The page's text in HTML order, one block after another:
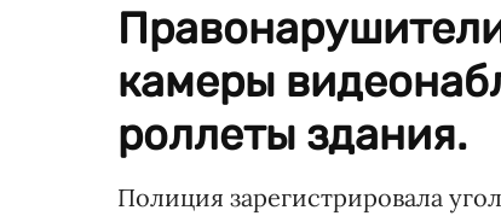
камеры
роллеты здания.
Полиция зарегистрировала